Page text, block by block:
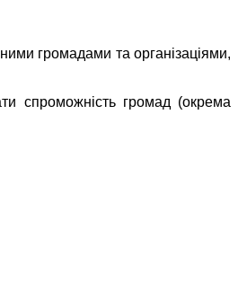
громадами та організаціями,
спроможність громад (окрема